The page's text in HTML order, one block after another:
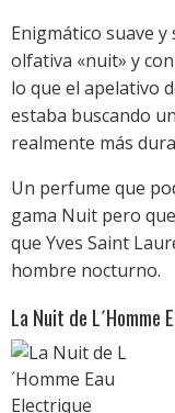
Enigmático suave
olfativa «nuit» y
lo que el apelativo
estaba buscando
realmente más
Un perfume que
gama Nuit pero
que Yves Saint
hombre nocturno.
La Nuit de L´Homme